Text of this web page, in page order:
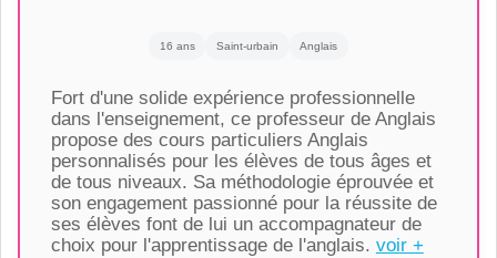
16 ans Saint-urbain Anglais
Fort d'une solide expérience professionnelle
dans l'enseignement, ce professeur de Anglais
propose des cours particuliers Anglais
personnalisés pour les élèves de tous âges et
de tous niveaux. Sa méthodologie éprouvée et
son engagement passionné pour la réussite de
ses élèves font de lui un accompagnateur de
choix pour l'apprentissage de l'anglais. voir +